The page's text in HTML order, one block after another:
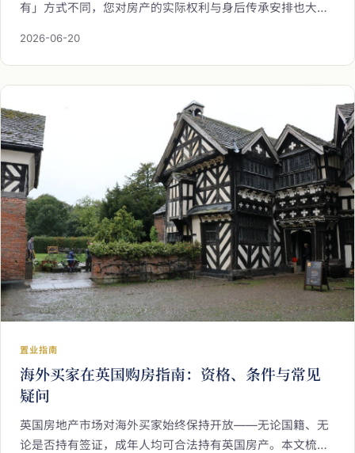
有」方式不同，您对房产的实际权利与身后传承安排也大不
为准的关键影响，助您预作完善规划。
2026-06-20
置业指南
海外买家在英国购房指南：资格、条件与常见
疑问
英国房地产市场对海外买家始终保持开放——无论国籍、无
论是否持有签证，成年人均可合法持有英国房产。本文梳理